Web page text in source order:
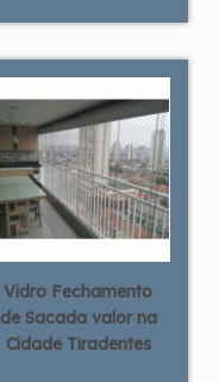
Vidro Fechamento
de Sacada valor na
Cidade Tiradentes